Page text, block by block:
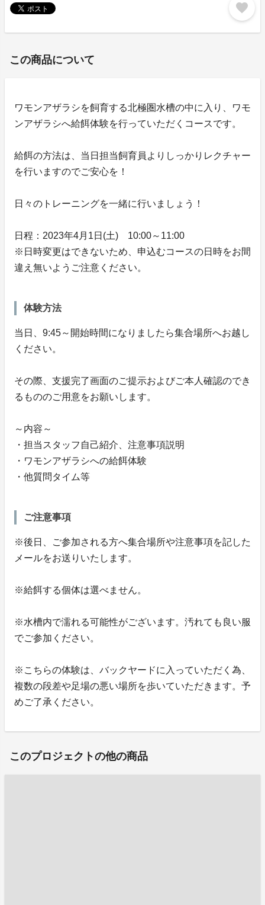
favorite
この商品について
ワモンアザラシを飼育する北極圏水槽の中に入り、ワモ
ンアザラシへ給餌体験を行っていただくコースです。
給餌の方法は、当日担当飼育員よりしっかりレクチャー
を行いますのでご安心を！
日々のトレーニングを一緒に行いましょう！
日程：2023年4月1日(土) 10:00～11:00
※日時変更はできないため、申込むコースの日時をお間
違え無いようご注意ください。
体験方法
当日、9:45～開始時間になりましたら集合場所へお越し
ください。
その際、支援完了画面のご提示およびご本人確認のでき
るもののご用意をお願いします。
～内容～
・担当スタッフ自己紹介、注意事項説明
・ワモンアザラシへの給餌体験
・他質問タイム等
ご注意事項
※後日、ご参加される方へ集合場所や注意事項を記した
メールをお送りいたします。
※給餌する個体は選べません。
※水槽内で濡れる可能性がございます。汚れても良い服
でご参加ください。
※こちらの体験は、バックヤードに入っていただく為、
複数の段差や足場の悪い場所を歩いていただきます。予
めご了承ください。
このプロジェクトの他の商品